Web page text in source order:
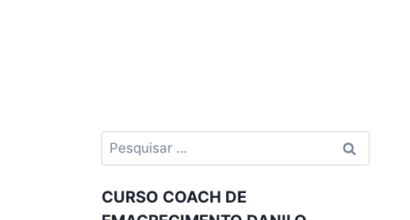
Pesquisar
por:
CURSO COACH DE